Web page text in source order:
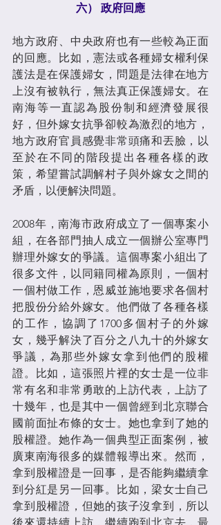
六） 政府回應
地方政府、中央政府也有一些較為正面
的回應。比如，憲法或各種婦女權利保
護法是在保護婦女，問題是法律在地方
上沒有被執行，無法真正保護婦女。在
南海等一直認為股份制和經濟發展很
好，但外嫁女抗爭卻較為激烈的地方，
地方政府官員感覺非常頭痛和丟臉，以
至於在不同的階段提出各種各樣的政
策，希望嘗試調解村子與外嫁女之間的
矛盾，以便解決問題。
2008年，南海市政府成立了一個專案小
組，在各部門抽人成立一個辦公室專門
辦理外嫁女的爭議。這個專案小組出了
很多文件，以同籍同權為原則，一個村
一個村做工作，恩威並施地要求各個村
把股份分給外嫁女。他們做了各種各樣
的工作，協調了1700多個村子的外嫁
女，幾乎解決了百分之八九十的外嫁女
爭議，為那些外嫁女拿到他們的股權
證。比如，這張照片裡的女士是一位非
常有名和非常勇敢的上訪代表，上訪了
十幾年，也是其中一個曾經到北京聯合
國前面扯布條的女士。她也拿到了她的
股權證。她作為一個典型正面案例，被
廣東南海很多的媒體報導出來。然而，
拿到股權證是一回事，是否能夠繼續拿
到分紅是另一回事。比如，梁女士自己
拿到股權證，但她的孩子沒拿到，所以
後來還持續上訪，繼續跑到北京去，最